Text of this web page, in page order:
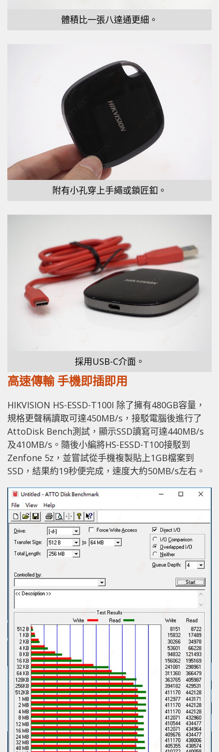
體積比一張八達通更細。
附有小孔穿上手繩或鎖匠釦。
採用USB-C介面。
高速傳輸 手機即插即用
HIKVISION HS-ESSD-T100I 除了擁有480GB容量，
規格更聲稱讀取可達450MB/s，接駁電腦後進行了
AttoDisk Bench測試，顯示SSD讀寫可達440MB/s
及410MB/s。隨後小編將HS-ESSD-T100接駁到
Zenfone 5z，並嘗試從手機複製貼上1GB檔案到
SSD，結果約19秒便完成，速度大約50MB/s左右。